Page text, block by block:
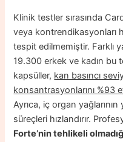
Klinik testler sırasında
veya kontrendikasyonları
tespit edilmemiştir. Farklı
19.300 erkek ve kadın bu
kapsüller, kan basıncı
konsantrasyonlarını %93
Ayrıca, iç organ yağlarının
süreçleri hızlandırır.
Forte’nin tehlikeli